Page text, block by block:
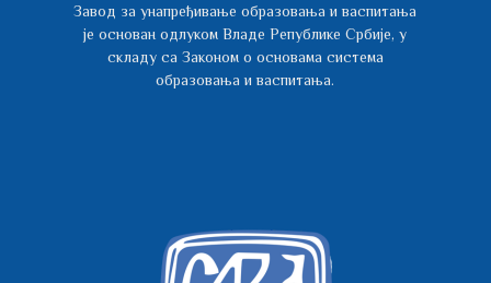
Завод за унапређивање образовања и васпитања
је основан одлуком Владе Републике Србије, у
складу са Законом о основама система
образовања и васпитања.